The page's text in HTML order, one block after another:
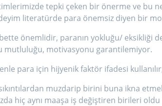
tepki çeken bir önerme ve bu
literatürde para önemsiz diyen bir
önemlidir, paranın yokluğu/ eksikliği
mutluluğu, motivasyonu garantilemiyor.
para için hijyenik faktör ifadesi
muzdarip birini buna ikna
hiç aynı maaşa iş değiştiren birileri oldu